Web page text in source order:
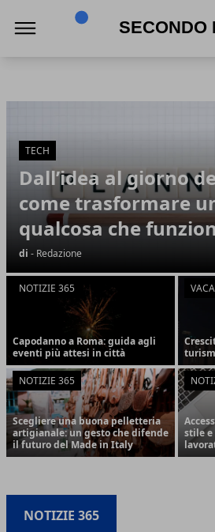
TECH
Dall’idea al giorno
come trasformare
qualcosa che
di - Redazione
NOTIZIE 365
Capodanno a Roma: guida agli
eventi più attesi in città
NOTIZIE 365
Scegliere una buona pelletteria
artigianale: un gesto che difende
il futuro del Made in Italy
stile
NOTIZIE 365